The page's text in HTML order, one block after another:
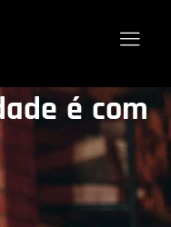
é com